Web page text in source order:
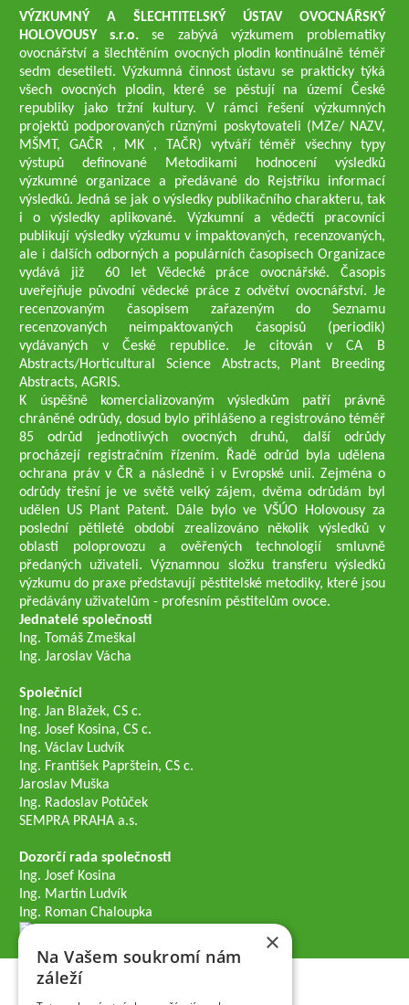
VÝZKUMNÝ A ŠLECHTITELSKÝ ÚSTAV OVOCNÁŘSKÝ
HOLOVOUSY s.r.o.se zabývá výzkumem problematiky
ovocnářství a šlechtěním ovocných plodin kontinuálně téměř
sedm desetiletí. Výzkumná činnost ústavu se prakticky týká
všech ovocných plodin, které se pěstují na území České
republiky jako tržní kultury. V rámci řešení výzkumných
projektů podporovaných různými poskytovateli (MZe/ NAZV,
MŠMT, GAČR , MK , TAČR) vytváří téměř všechny typy
výstupů definované Metodikami hodnocení výsledků
výzkumné organizace a předávané do Rejstříku informací
výsledků. Jedná se jak o výsledky publikačního charakteru, tak
i o výsledky aplikované. Výzkumní a vědečtí pracovníci
publikují výsledky výzkumu v impaktovaných, recenzovaných,
ale i dalších odborných a populárních časopisech Organizace
vydává již 60 let Vědecké práce ovocnářské. Časopis
uveřejňuje původní vědecké práce z odvětví ovocnářství. Je
recenzovaným časopisem zařazeným do Seznamu
recenzovaných neimpaktovaných časopisů (periodik)
vydávaných v České republice. Je citován v CA B
Abstracts/Horticultural Science Abstracts, Plant Breeding
Abstracts, AGRIS.
K úspěšně komercializovaným výsledkům patří právně
chráněné odrůdy, dosud bylo přihlášeno a registrováno téměř
85 odrůd jednotlivých ovocných druhů, další odrůdy
procházejí registračním řízením. Řadě odrůd byla udělena
ochrana práv v ČR a následně i v Evropské unii. Zejména o
odrůdy třešní je ve světě velký zájem, dvěma odrůdám byl
udělen US Plant Patent. Dále bylo ve VŠÚO Holovousy za
poslední pětileté období zrealizováno několik výsledků v
oblasti poloprovozu a ověřených technologií smluvně
předaných uživateli. Významnou složku transferu výsledků
výzkumu do praxe představují pěstitelské metodiky, které jsou
předávány uživatelům - profesním pěstitelům ovoce.
Jednatelé společnosti
Ing. Tomáš Zmeškal
Ing. Jaroslav Vácha
Společníci
Ing. Jan Blažek, CS c.
Ing. Josef Kosina, CS c.
Ing. Václav Ludvík
Ing. František Paprštein, CS c.
Jaroslav Muška
Ing. Radoslav Potůček
SEMPRA PRAHA a.s.
Dozorčí rada společnosti
Ing. Josef Kosina
Ing. Martin Ludvík
Ing. Roman Chaloupka
×
Na Vašem soukromí nám
záleží